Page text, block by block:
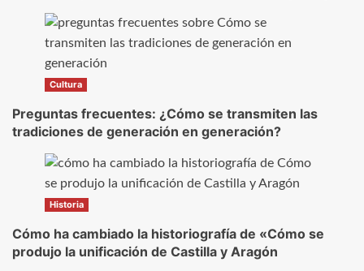
Cultura
Preguntas frecuentes: ¿Cómo se transmiten las
tradiciones de generación en generación?
Historia
Cómo ha cambiado la historiografía de «Cómo se
produjo la unificación de Castilla y Aragón